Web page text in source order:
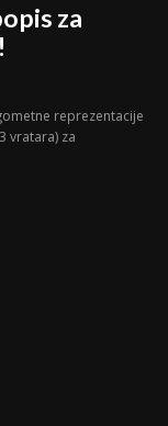
za
reprezentacije
vratara) za